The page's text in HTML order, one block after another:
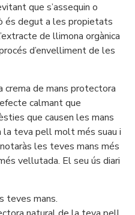
que s’assequin o
és degut a les propietats
de llimona orgànica
d’envelliment de les
crema de mans protectora
calmant que
que causen les mans
la teva pell molt més suau i
les teves mans més
vellutada. El seu ús diari
teves mans.